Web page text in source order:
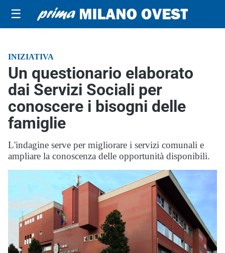
☰
INIZIATIVA
Un questionario elaborato
dai Servizi Sociali per
conoscere i bisogni delle
famiglie
L'indagine serve per migliorare i servizi comunali e
ampliare la conoscenza delle opportunità disponibili.